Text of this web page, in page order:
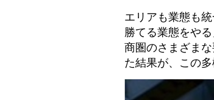
エリアも業態も
勝てる業態をや
商圏のさまざま
た結果が、この